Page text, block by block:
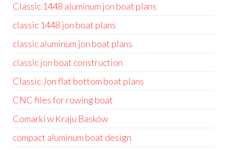
Classic 1448 aluminum jon boat plans
classic 1448 jon boat plans
classic aluminum jon boat plans
classic jon boat construction
Classic Jon flat bottom boat plans
CNC files for rowing boat
Comarki w Kraju Basków
compact aluminum boat design